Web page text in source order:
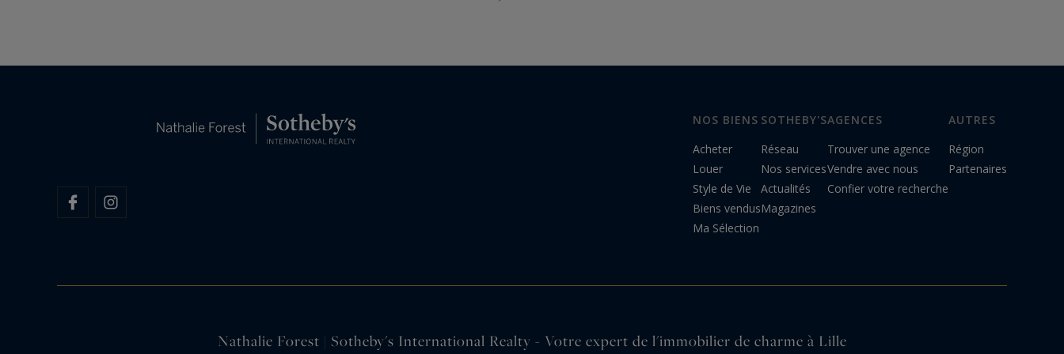
NOS BIENS
Acheter
Louer
Style de Vie
Biens vendus
Ma Sélection
SOTHEBY'S
Réseau
Nos services
Actualités
Magazines
AGENCES
Trouver une agence
Vendre avec nous
Confier votre recherche
AUTRES
Région
Partenaires
Nathalie Forest | Sotheby's International Realty - Votre expert de l'immobilier de charme à Lille